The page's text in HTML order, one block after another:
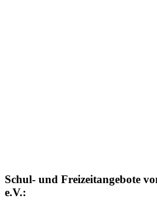
Schul- und Freizeitangebote
e.V.: